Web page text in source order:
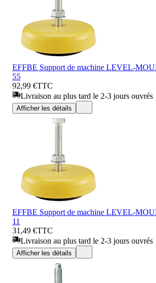
EFFBE Support de machine LEVEL-
55
92,99 €TTC
Livraison au plus tard le 2-3 jours ouvrés
Afficher les détails
EFFBE Support de machine LEVEL-
11
31,49 €TTC
Livraison au plus tard le 2-3 jours ouvrés
Afficher les détails